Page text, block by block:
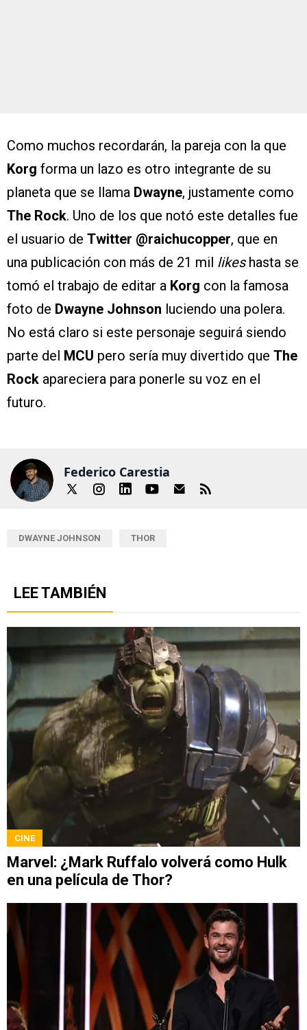
Como muchos recordarán, la pareja con la que
Korg forma un lazo es otro integrante de su
planeta que se llama Dwayne, justamente como
The Rock. Uno de los que notó este detalles fue
el usuario de Twitter @raichucopper, que en
una publicación con más de 21 mil likeshasta se
tomó el trabajo de editar a Korg con la famosa
foto de Dwayne Johnson luciendo una polera.
No está claro si este personaje seguirá siendo
parte del MCU pero sería muy divertido que The
Rock apareciera para ponerle su voz en el
futuro.
Federico Carestia
DWAYNE JOHNSON THOR
LEE TAMBIÉN
CINE
Marvel: ¿Mark Ruffalo volverá como Hulk
en una película de Thor?